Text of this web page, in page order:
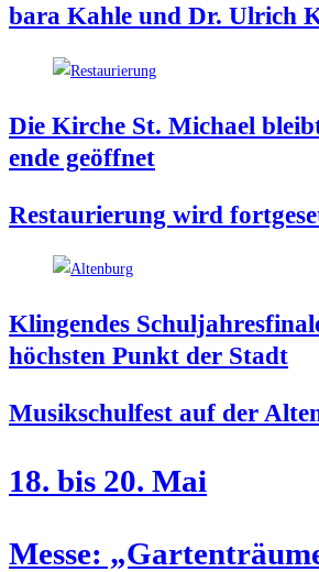
ba­ra Kah­le und Dr. Ulrich
Die Kir­che St. Micha­el
en­de geöffnet
Restau­rie­rung wird
Klin­gen­des
höchs­ten Punkt der Stadt
Musik­schul­fest auf der
18. bis 20. Mai
Mes­se: